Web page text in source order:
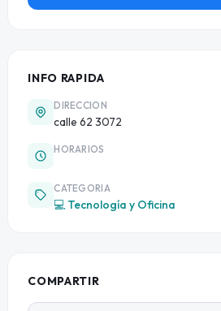
INFO RAPIDA
DIRECCION
calle 62 3072
HORARIOS
CATEGORIA
💻 Tecnología y Oficina
COMPARTIR